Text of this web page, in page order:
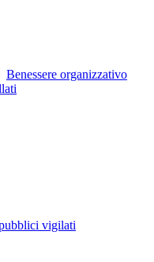
Benessere organizzativo
vigilati